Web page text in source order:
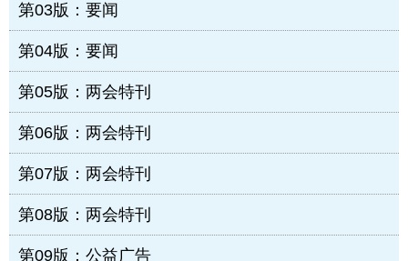
第03版：要闻
第04版：要闻
第05版：两会特刊
第06版：两会特刊
第07版：两会特刊
第08版：两会特刊
第09版：公益广告